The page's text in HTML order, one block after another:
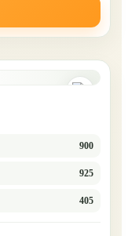
900
925
405